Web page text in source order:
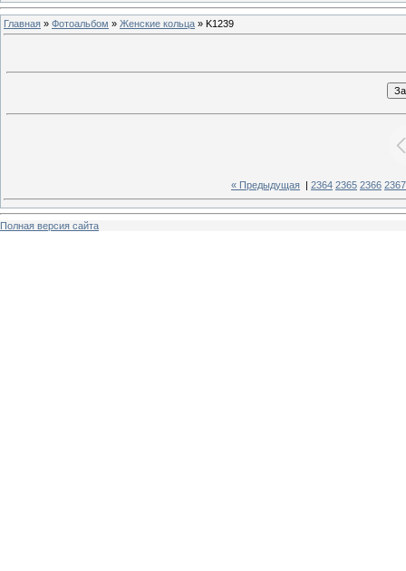
Главная » Фотоальбом » Женские кольца » K1239
« Предыдущая 2364 2365 2366 2367
Полная версия сайта